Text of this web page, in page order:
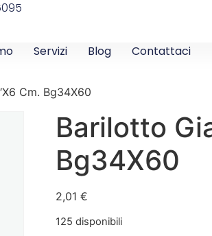
Servizi Blog Contattaci
Cm. Bg34X60
Barilotto
Bg34X60
2,01 €
125 disponibili